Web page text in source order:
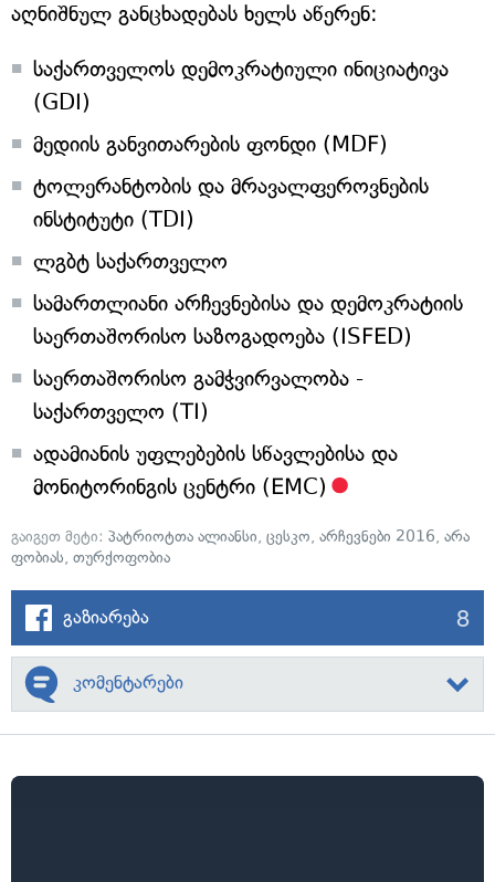
აღნიშნულ განცხადებას ხელს აწერენ:
საქართველოს დემოკრატიული ინიციატივა
(GDI)
მედიის განვითარების ფონდი (MDF)
ტოლერანტობის და მრავალფეროვნების
ინსტიტუტი (TDI)
ლგბტ საქართველო
სამართლიანი არჩევნებისა და დემოკრატიის
საერთაშორისო საზოგადოება (ISFED)
საერთაშორისო გამჭვირვალობა -
საქართველო (TI)
ადამიანის უფლებების სწავლებისა და
მონიტორინგის ცენტრი (EMC)
გაიგეთ მეტი: პატრიოტთა ალიანსი, ცესკო, არჩევნები 2016, არა
ფობიას, თურქოფობია
გაზიარება 8
კომენტარები